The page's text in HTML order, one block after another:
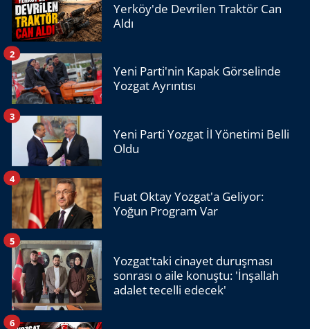
Yerköy'de Devrilen Traktör Can
Aldı
Yeni Parti'nin Kapak Görselinde
Yozgat Ayrıntısı
2
Yeni Parti Yozgat İl Yönetimi Belli
Oldu
3
Fuat Oktay Yozgat'a Geliyor:
Yoğun Program Var
4
Yozgat'taki cinayet duruşması
sonrası o aile konuştu: 'İnşallah
adalet tecelli edecek'
5
6